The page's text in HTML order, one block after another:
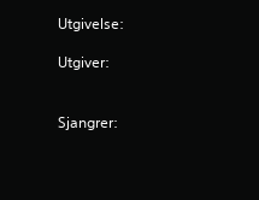
Utgivelse:
Utgiver:
Sjangrer: